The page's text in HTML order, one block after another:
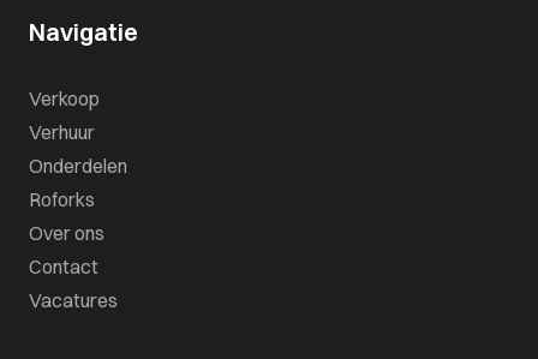
Navigatie
Verkoop
Verhuur
Onderdelen
Roforks
Over ons
Contact
Vacatures